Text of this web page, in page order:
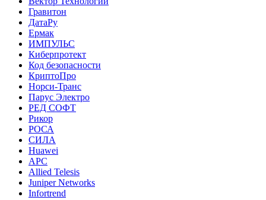
Гравитон
ДатаРу
Ермак
ИМПУЛЬС
Киберпротект
Код безопасности
КриптоПро
Норси-Транс
Парус Электро
РЕД СОФТ
Рикор
РОСА
СИЛА
Huawei
APC
Allied Telesis
Juniper Networks
Infortrend